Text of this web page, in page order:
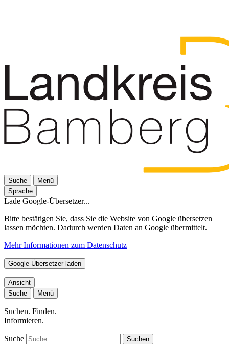
Suche
Menü
Sprache
Lade Google-Übersetzer...
Bitte bestätigen Sie, dass Sie die Website von Google übersetzen
lassen möchten. Dadurch werden Daten an Google übermittelt.
Mehr Informationen zum Datenschutz
Google-Übersetzer laden
Ansicht
Suche
Menü
Suchen. Finden.
Informieren.
Suche Suchen